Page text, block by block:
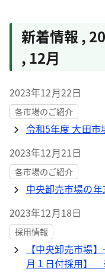
新着情報 ,
, 12月
2023年12月22日
各市場のご紹介
令和5年度 大田市
2023年12月21日
各市場のご紹介
中央卸売市場の
2023年12月18日
採用情報
【中央卸売市場
月１日付採用】